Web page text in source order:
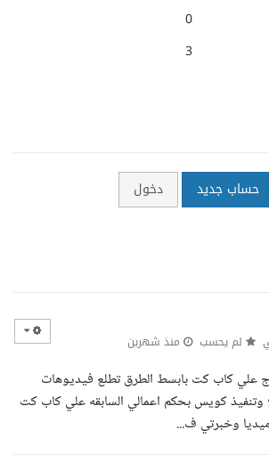
0
3
حساب جديد دخول
لم يحسب منذ شهرين
علي كاب كت بابسط الطرق تطلع فيديوهات
وتنفيذ كويس بحكم اعمالي السابقه علي كاب كت
وخبرتي ف...